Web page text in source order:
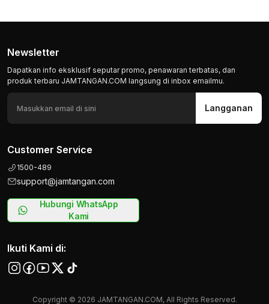
Newsletter
Dapatkan info eksklusif seputar promo, penawaran terbatas, dan
produk terbaru JAMTANGAN.COM langsung di inbox emailmu.
Langganan
Customer Service
1500-489
support@jamtangan.com
Hubungi WhatsApp
Kami
Ikuti Kami di:
Copyright © 2026 JAMTANGAN.COM, All Rights Reserved.